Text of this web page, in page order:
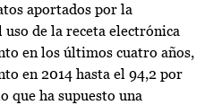
aportados por la
uso de la receta electrónica
en los últimos cuatro años,
en 2014 hasta el 94,2 por
que ha supuesto una